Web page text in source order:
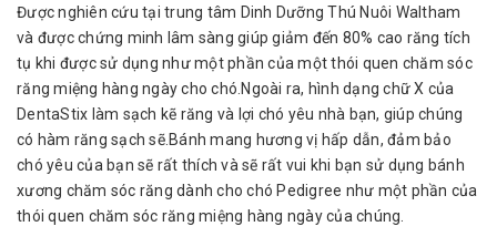
Được nghiên cứu tại trung tâm Dinh Dưỡng Thú Nuôi Waltham
và được chứng minh lâm sàng giúp giảm đến 80% cao răng tích
tụ khi được sử dụng như một phần của một thói quen chăm sóc
răng miệng hàng ngày cho chó.Ngoài ra, hình dạng chữ X của
DentaStix làm sạch kẽ răng và lợi chó yêu nhà bạn, giúp chúng
có hàm răng sạch sẽ.Bánh mang hương vị hấp dẫn, đảm bảo
chó yêu của bạn sẽ rất thích và sẽ rất vui khi bạn sử dụng bánh
xương chăm sóc răng dành cho chó Pedigree như một phần của
thói quen chăm sóc răng miệng hàng ngày của chúng.